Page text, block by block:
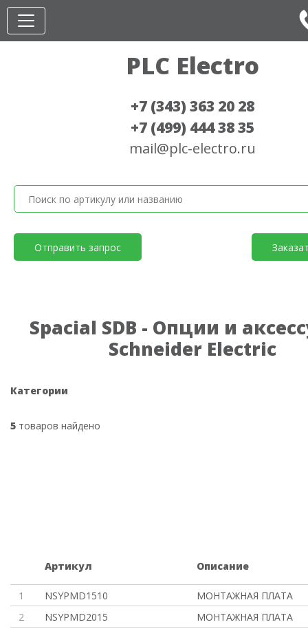
PLC Electro
+7 (343) 363 20 28
+7 (499) 444 38 35
mail@plc-electro.ru
Отправить запрос
Spacial SDB - Опции и
Schneider Electric
Категории
5 товаров найдено
Артикул Описание
1 NSYPMD1510
МОНТАЖНАЯ ПЛАТА
2
NSYPMD2015
МОНТАЖНАЯ ПЛАТА